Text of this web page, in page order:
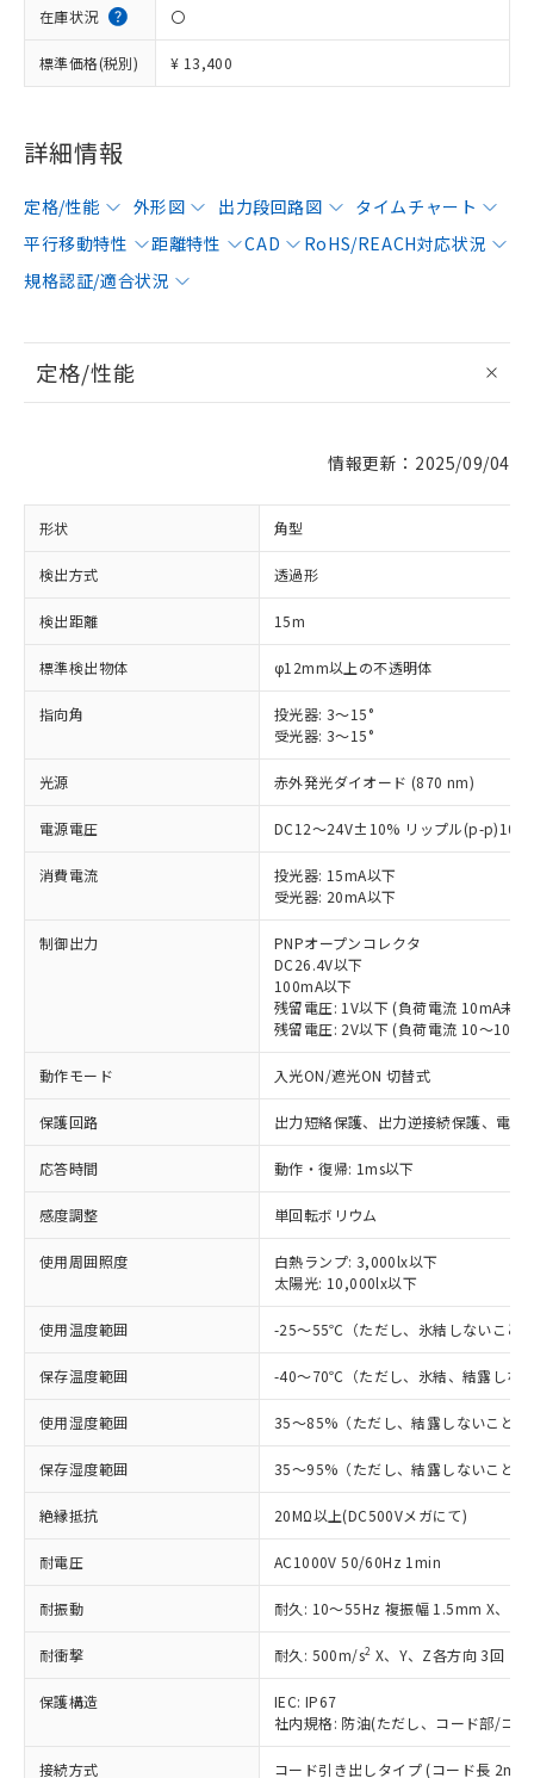
在庫状況 〇
標準価格(税別) ¥ 13,400
詳細情報
定格/性能 外形図 出力段回路図
タイムチャート
平行移動特性
距離特性 CAD
RoHS/REACH対応状況
規格認証/適合状況
定格/性能
情報更新：2025/09/04
形状 角型
検出方式 透過形
検出距離 15m
標準検出物体 φ12mm以上の不透明体
指向角
投光器: 3～15°
受光器: 3～15°
光源 赤外発光ダイオード (870 nm)
電源電圧 DC12～24V±10% リップル(p-p)10%
消費電流
投光器: 15mA以下
受光器: 20mA以下
制御出力
PNPオープンコレクタ
DC26.4V以下
100mA以下
残留電圧: 1V以下 (負荷電流 10mA未満
残留電圧: 2V以下 (負荷電流 10～
動作モード 入光ON/遮光ON 切替式
保護回路 出力短絡保護、出力逆接続保護、電源
応答時間 動作・復帰: 1ms以下
感度調整 単回転ボリウム
使用周囲照度
白熱ランプ: 3,000lx以下
太陽光: 10,000lx以下
使用温度範囲 -25～55℃（ただし、氷結しないこと
保存温度範囲 -40～70℃（ただし、氷結、結露しな
使用湿度範囲 35～85%（ただし、結露しないこと）
保存湿度範囲 35～95%（ただし、結露しないこと）
絶縁抵抗 20MΩ以上(DC500Vメガにて)
耐電圧 AC1000V 50/60Hz 1min
耐振動 耐久: 10～55Hz 複振幅 1.5mm X、Y
耐衝撃 耐久: 500m/s2 X、Y、Z各方向 3回
保護構造
IEC: IP67
社内規格: 防油(ただし、コード部/コ
接続方式 コード引き出しタイプ (コード長 2m)
ご利用条件
以下の条件をお読みいただき、同意のうえ
ご利用ください。
本サービスは、当社制御機器事業取扱
商品の当社在庫状況および標準価格
(税抜)を提供させていただくもので
当社制御機器事業取扱商品の中には、
本サービスの対象外となる商品もある
在庫状況および標準価格照会結果は、
記載している更新日時点での社内デー
タに基づき作成されるものであり、閲
覧された時点での実際の在庫および標
準価格とは異なる場合があることをご
対応済み：EU RoHS指令（10物質）の
非含有に対応した製品が提供可能な商品で
対応予定：EU RoHS指令（10物質）の非含
有に対応した製品に切り替える予定のある
対応予定なし：EU RoHS指令（10物質）の
非含有に非対応の商品で、対応品を出す予
定はありません。
調査・確認中：EU RoHS指令（10物質）の
非含有の対応状況を調査中または確認中の
商品です。
非該当品：ライセンス料など無形物で、有
害物質有無と関係のない商品です。
仕入先様の事情により、非含有部品として
いたものが、含有品と判明した場合などや
むを得ず変更することがあります。
鉛(Pb) 1000ppm以下、 水銀(Hg) 1000ppm以下、 カド
類(PBB) 1000ppm以下、ポリ臭化ジフェニルエーテル類
※1 中国RoHS○×表
「○」：最大均質材料含有率が中国RoHSの
基準値以下であることを示します。
「×」：最大均質材料含有率が中国RoHSの
基準値を超えていることを示します。
「－」：未確認です。当社販売部門へお問
*中国RoHS10物質の基準値 (GB/T26572)：
Pb(鉛) :1000ppm、 Hg(水銀) : 1000ppm、 Cd(カドミウ
Cr(Ⅵ)(六価クロム) : 1000ppm、 PBBs(ポリ臭化ビフェ
当社は、これら貴社製品のうち、外国
為替および外国貿易法に定める商品
（以下｢規制貨物等」という）を輸出
または国外への提供する場合は、日本
国政府の輸出許可(または役務取引許
可)を取得するなどの必要な手続きを